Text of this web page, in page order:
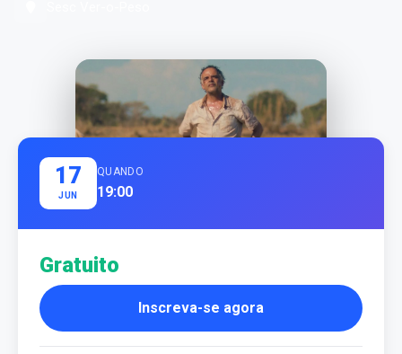
17
JUN
QUANDO
19:00
Gratuito
Inscreva-se agora